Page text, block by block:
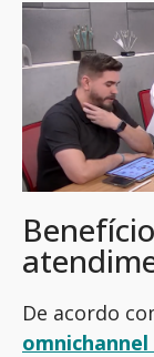
De acordo